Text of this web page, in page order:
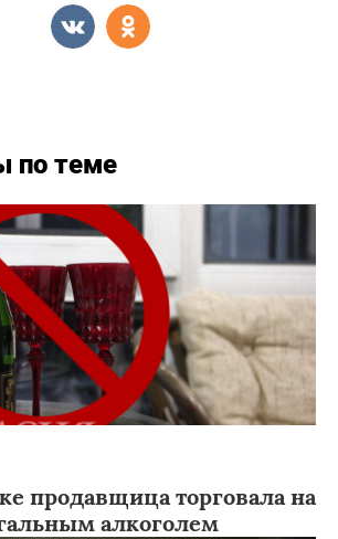
по теме
продавщица торговала на
алкоголем